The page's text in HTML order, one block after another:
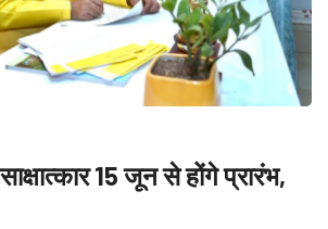
15 जून से होंगे प्रारंभ,